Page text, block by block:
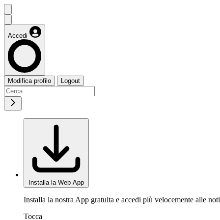
Accedi
Modifica profilo Logout
Installa la Web App
Installa la nostra App gratuita e accedi più velocemente alle
Tocca